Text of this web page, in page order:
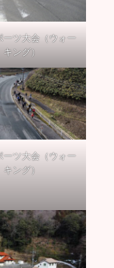
ーツ大会（ウォー
キング）
ーツ大会（ウォー
キング）